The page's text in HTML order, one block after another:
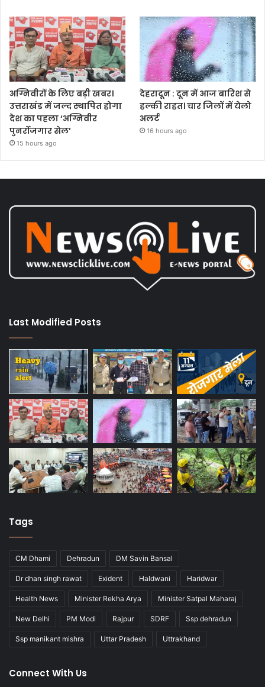
अग्निवीरों के लिए बड़ी खबर।
उत्तराखंड में जल्द स्थापित होगा
देश का पहला ‘अग्निवीर
पुनर्रोजगार सेल’
15 hours ago
देहरादून : दून में आज बारिश से
हल्की राहत। चार जिलों में येलो
अलर्ट
16 hours ago
Last Modified Posts
Tags
CM Dhami Dehradun DM Savin Bansal
Dr dhan singh rawat Exident Haldwani Haridwar
Health News Minister Rekha Arya Minister Satpal Maharaj
New Delhi PM Modi Rajpur SDRF Ssp dehradun
Ssp manikant mishra Uttar Pradesh Uttrakhand
Connect With Us